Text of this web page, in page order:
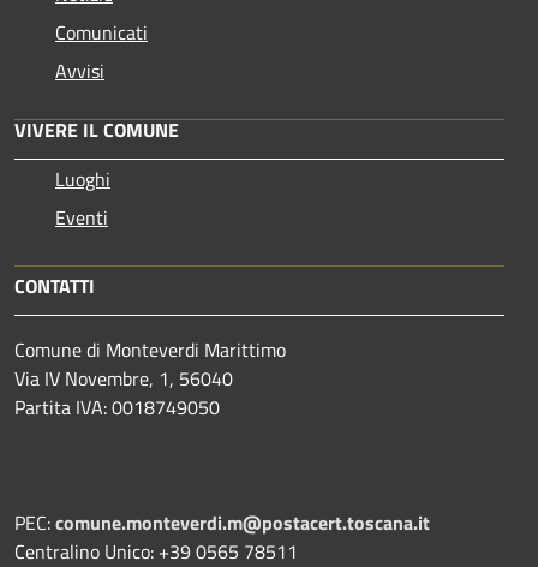
Comunicati
Avvisi
VIVERE IL COMUNE
Luoghi
Eventi
CONTATTI
Comune di Monteverdi Marittimo
Via IV Novembre, 1, 56040
Partita IVA: 0018749050
PEC:comune.monteverdi.m@postacert.toscana.it
Centralino Unico: +39 0565 78511